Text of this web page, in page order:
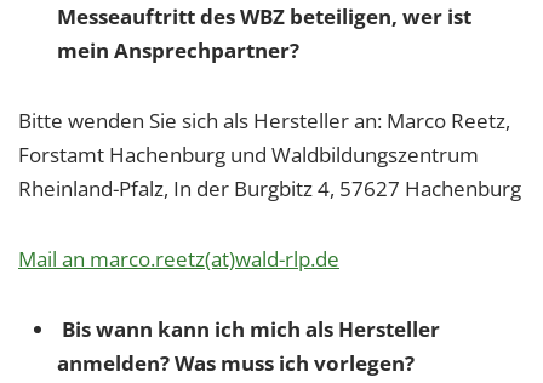
Messeauftritt des WBZ beteiligen, wer ist
mein Ansprechpartner?
Bitte wenden Sie sich als Hersteller an: Marco Reetz,
Forstamt Hachenburg und Waldbildungszentrum
Rheinland-Pfalz, In der Burgbitz 4, 57627 Hachenburg
Mail an marco.reetz(at)wald-rlp.de
Bis wann kann ich mich als Hersteller
anmelden? Was muss ich vorlegen?